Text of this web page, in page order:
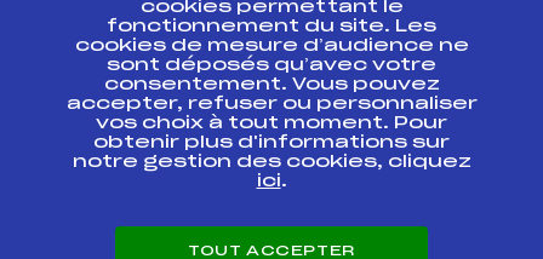
Circuits Nordique 2017
Circuits
CHALLENGE REGIONAL BIATHLON
DAUPHINE U12 FILLES
DAUPHINE U12 FILLES
cookies permettant le
fonctionnement du site. Les
cookies de mesure d’audience ne
sont déposés qu’avec votre
consentement. Vous pouvez
accepter, refuser ou personnaliser
vos choix à tout moment. Pour
obtenir plus d'informations sur
notre gestion des cookies, cliquez
ici.
TOUT ACCEPTER